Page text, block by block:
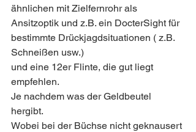
ähnlichen mit Zielfernrohr als
Ansitzoptik und z.B. ein DocterSight für
bestimmte Drückjagdsituationen ( z.B.
Schneißen usw.)
und eine 12er Flinte, die gut liegt
empfehlen.
Je nachdem was der Geldbeutel
hergibt.
Wobei bei der Büchse nicht geknausert